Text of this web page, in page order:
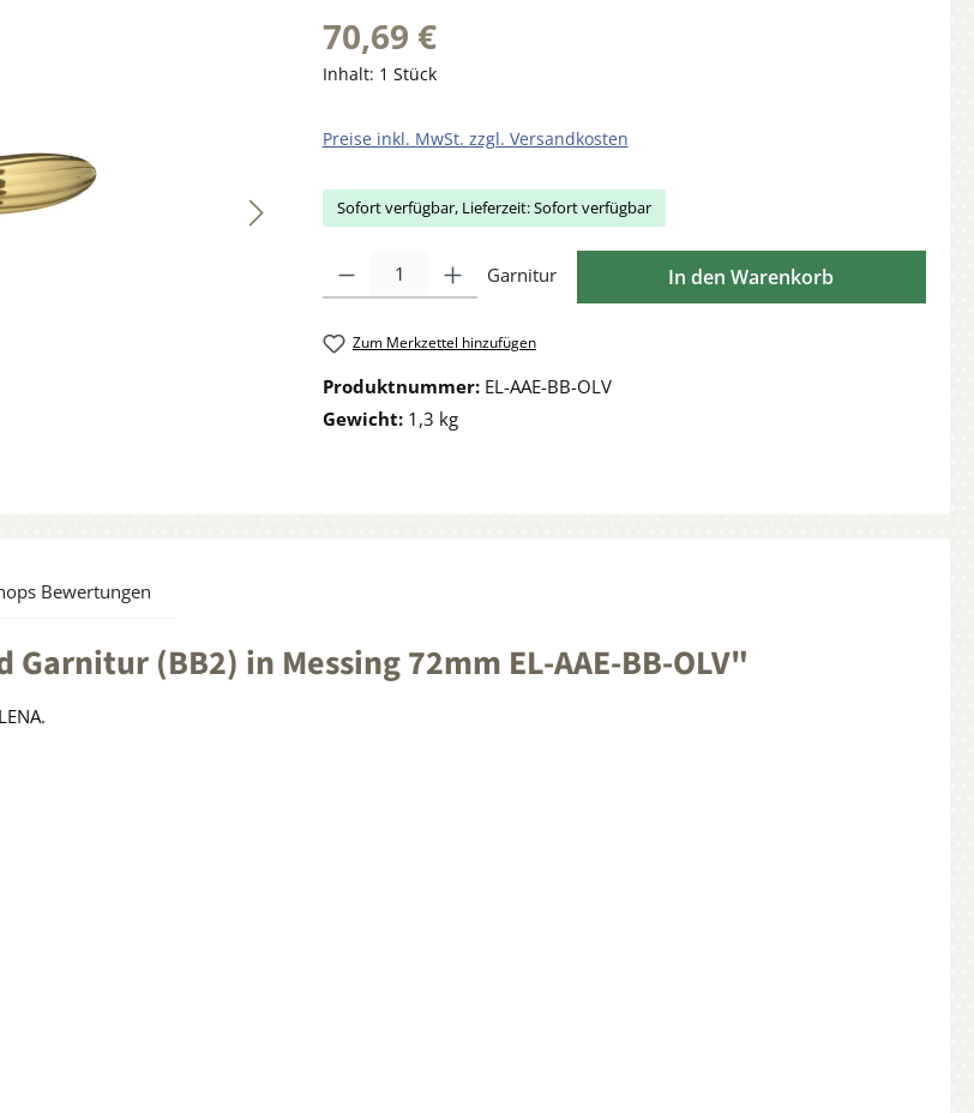
70,69 €
Inhalt: 1 Stück
Preise inkl. MwSt. zzgl. Versandkosten
Sofort verfügbar, Lieferzeit: Sofort verfügbar
Garnitur In den Warenkorb
Zum Merkzettel hinzufügen
Produktnummer: EL-AAE-BB-OLV
Gewicht: 1,3 kg
Bewertungen
(BB2) in Messing 72mm EL-AAE-BB-OLV"